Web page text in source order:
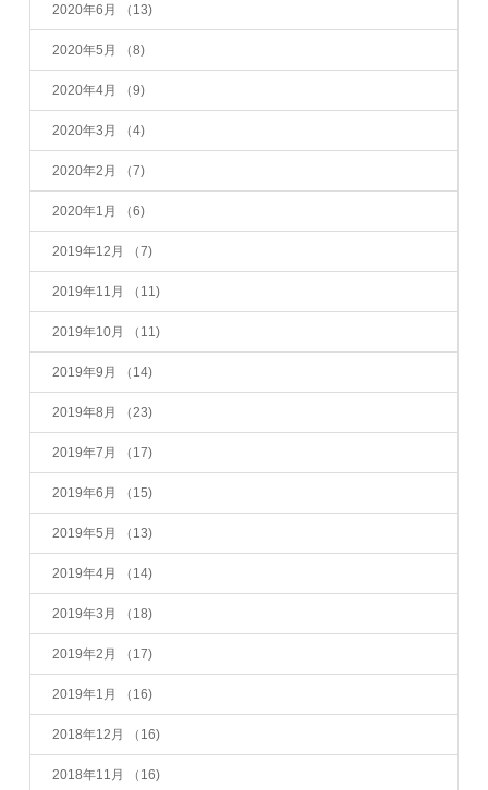
2020年6月 （13)
2020年5月 （8)
2020年4月 （9)
2020年3月 （4)
2020年2月 （7)
2020年1月 （6)
2019年12月 （7)
2019年11月 （11)
2019年10月 （11)
2019年9月 （14)
2019年8月 （23)
2019年7月 （17)
2019年6月 （15)
2019年5月 （13)
2019年4月 （14)
2019年3月 （18)
2019年2月 （17)
2019年1月 （16)
2018年12月 （16)
2018年11月 （16)